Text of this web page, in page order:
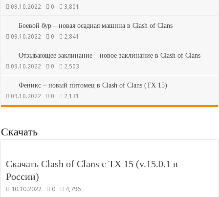
09.10.2022 0 3,801
Боевой бур – новая осадная машина в Clash of Clans
09.10.2022 0 2,841
Отзывающее заклинание – новое заклинание в Clash of Clans
09.10.2022 0 2,503
Феникс – новый питомец в Clash of Clans (ТХ 15)
09.10.2022 0 2,131
Скачать
Скачать Clash of Clans с ТХ 15 (v.15.0.1 в
России)
10.10.2022 0 4,796